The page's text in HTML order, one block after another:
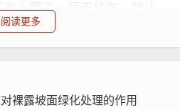
上覆盖一层
一个温室，起到一定的保
芽生长创造较好的条件。
绿化工程,喷播绿化,边坡
阅读更多
裸露坡面绿化处理的作用